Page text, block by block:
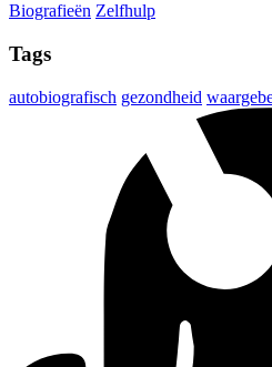
Biografieën Zelfhulp
Tags
autobiografisch gezondheid